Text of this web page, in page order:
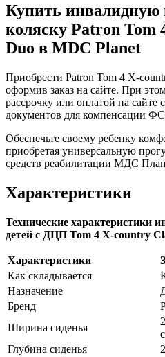
Купить инвалидную
коляску Patron Tom
Duo в MDC Planet
Приобрести Patron Tom 4 X-
оформив заказ на сайте. При
рассрочку или оплатой на сайте
документов для компенсации
Обеспечьте своему ребенку
приобретая универсальную
средств реабилитации МДС
Характеристики
Технические характеристики
детей с ДЦП Tom 4 X-country
Характеристики
Как складывается
Назначение
Бренд
Ширина сиденья
Глубина сиденья